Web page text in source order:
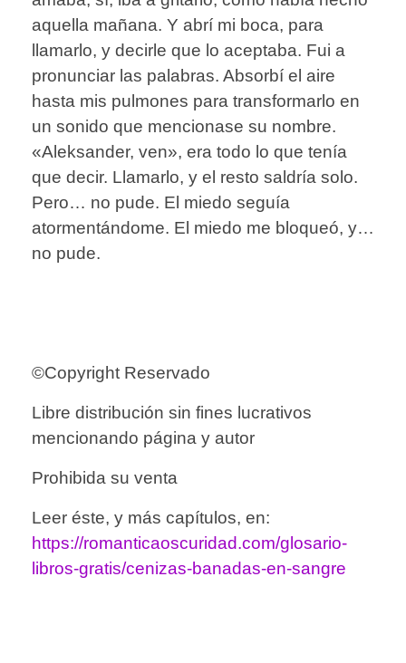
aquella mañana. Y abrí mi boca, para
llamarlo, y decirle que lo aceptaba. Fui a
pronunciar las palabras. Absorbí el aire
hasta mis pulmones para transformarlo en
un sonido que mencionase su nombre.
«Aleksander, ven», era todo lo que tenía
que decir. Llamarlo, y el resto saldría solo.
Pero… no pude. El miedo seguía
atormentándome. El miedo me bloqueó, y…
no pude.
©Copyright Reservado
Libre distribución sin fines lucrativos
mencionando página y autor
Prohibida su venta
Leer éste, y más capítulos, en:
https://romanticaoscuridad.com/glosario-
libros-gratis/cenizas-banadas-en-sangre